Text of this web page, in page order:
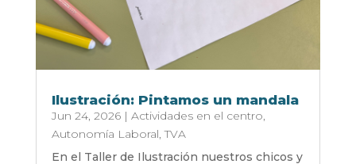
Ilustración: Pintamos un mandala
Jun 24, 2026| Actividades en el centro,
Autonomía Laboral,TVA
En el Taller de Ilustración nuestros chicos y